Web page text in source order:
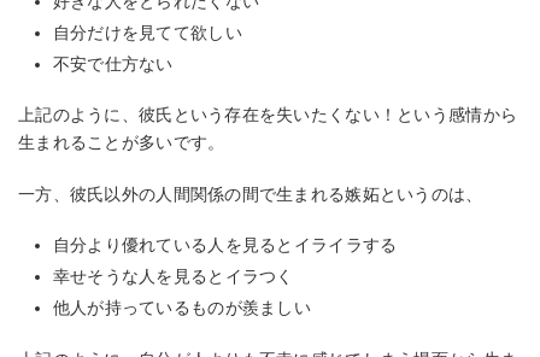
自分だけを見てて欲しい
不安で仕方ない
上記のように、彼氏という存在を失いたくない！という感情から
生まれることが多いです。
一方、彼氏以外の人間関係の間で生まれる嫉妬というのは、
自分より優れている人を見るとイライラする
幸せそうな人を見るとイラつく
他人が持っているものが羨ましい